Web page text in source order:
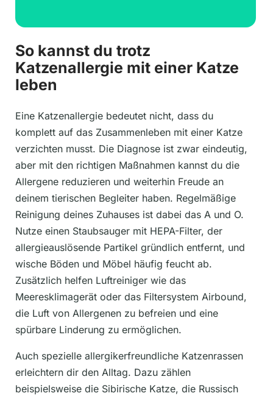
So kannst du trotz
Katzenallergie mit einer Katze
leben
Eine Katzenallergie bedeutet nicht, dass du
komplett auf das Zusammenleben mit einer Katze
verzichten musst. Die Diagnose ist zwar eindeutig,
aber mit den richtigen Maßnahmen kannst du die
Allergene reduzieren und weiterhin Freude an
deinem tierischen Begleiter haben. Regelmäßige
Reinigung deines Zuhauses ist dabei das A und O.
Nutze einen Staubsauger mit HEPA-Filter, der
allergieauslösende Partikel gründlich entfernt, und
wische Böden und Möbel häufig feucht ab.
Zusätzlich helfen Luftreiniger wie das
Meeresklimagerät oder das Filtersystem Airbound,
die Luft von Allergenen zu befreien und eine
spürbare Linderung zu ermöglichen.
Auch spezielle allergikerfreundliche Katzenrassen
erleichtern dir den Alltag. Dazu zählen
beispielsweise die Sibirische Katze, die Russisch